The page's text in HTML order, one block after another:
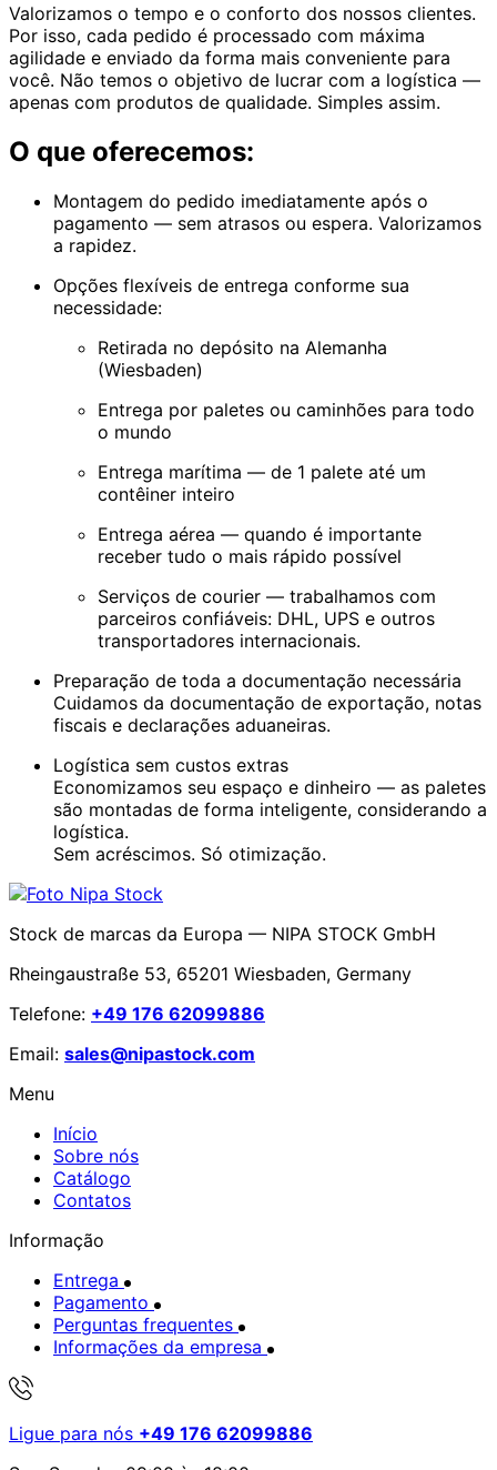
Valorizamos o tempo e o conforto dos nossos clientes.
Por isso, cada pedido é processado com máxima
agilidade e enviado da forma mais conveniente para
você. Não temos o objetivo de lucrar com a logística —
apenas com produtos de qualidade. Simples assim.
O que oferecemos:
Montagem do pedido imediatamente após o
pagamento — sem atrasos ou espera. Valorizamos
a rapidez.
Opções flexíveis de entrega conforme sua
necessidade:
Retirada no depósito na Alemanha
(Wiesbaden)
Entrega por paletes ou caminhões para todo
o mundo
Entrega marítima — de 1 palete até um
contêiner inteiro
Entrega aérea — quando é importante
receber tudo o mais rápido possível
Serviços de courier — trabalhamos com
parceiros confiáveis: DHL, UPS e outros
transportadores internacionais.
Preparação de toda a documentação necessária
Cuidamos da documentação de exportação, notas
fiscais e declarações aduaneiras.
Logística sem custos extras
Economizamos seu espaço e dinheiro — as paletes
são montadas de forma inteligente, considerando a
logística.
Sem acréscimos. Só otimização.
Stock de marcas da Europa — NIPA STOCK GmbH
Rheingaustraße 53, 65201 Wiesbaden, Germany
Telefone: +49 176 62099886
Email: sales@nipastock.com
Menu
Início
Sobre nós
Catálogo
Contatos
Informação
Entrega
Pagamento
Perguntas frequentes
Informações da empresa
Ligue para nós +49 176 62099886